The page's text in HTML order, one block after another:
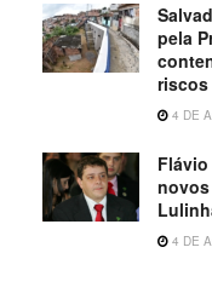
pela
riscos
4 DE
4 DE